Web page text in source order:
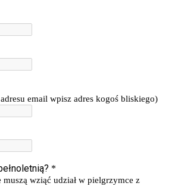
email wpisz adres kogoś bliskiego)
*
muszą wziąć udział w pielgrzymce z